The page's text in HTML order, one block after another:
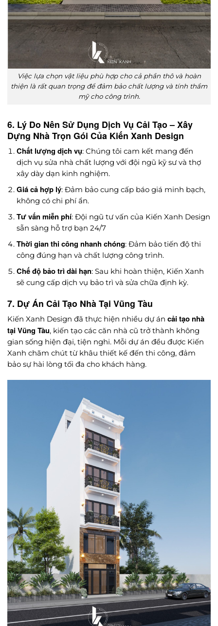
Việc lựa chọn vật liệu phù hợp cho cả phần thô và hoàn
thiện là rất quan trọng để đảm bảo chất lượng và tính thẩm
mỹ cho công trình.
6. Lý Do Nên Sử Dụng Dịch Vụ Cải Tạo – Xây
Dựng Nhà Trọn Gói Của Kiến Xanh Design
Chất lượng dịch vụ: Chúng tôi cam kết mang đến
dịch vụ sửa nhà chất lượng với đội ngũ kỹ sư và thợ
xây dày dạn kinh nghiệm.
Giá cả hợp lý: Đảm bảo cung cấp báo giá minh bạch,
không có chi phí ẩn.
Tư vấn miễn phí: Đội ngũ tư vấn của Kiến Xanh Design
sẵn sàng hỗ trợ bạn 24/7
Thời gian thi công nhanh chóng: Đảm bảo tiến độ thi
công đúng hạn và chất lượng công trình.
Chế độ bảo trì dài hạn: Sau khi hoàn thiện, Kiến Xanh
sẽ cung cấp dịch vụ bảo trì và sửa chữa định kỳ.
7. Dự Án Cải Tạo Nhà Tại Vũng Tàu
Kiến Xanh Design đã thực hiện nhiều dự án cải tạo nhà
tại Vũng Tàu, kiến tạo các căn nhà cũ trở thành không
gian sống hiện đại, tiện nghi. Mỗi dự án đều được Kiến
Xanh chăm chút từ khâu thiết kế đến thi công, đảm
bảo sự hài lòng tối đa cho khách hàng.